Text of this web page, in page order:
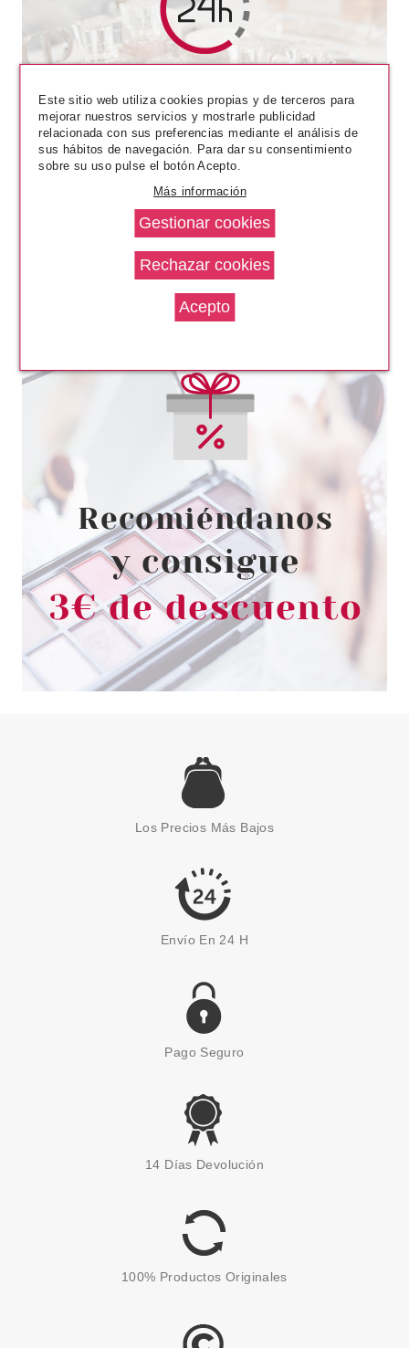
CATRICE
STICK FACIAL 010 FAIR LIGHT
Pvr 5.79€
-13%
desde
5.05€
CATRICE
CATRICE COLORETE EN
CREMA PISTACHIO CREAM
DELIGHT 02 4,4 GR
-17%
desde
4.80€
CATRICE
CATRICE FINDING DORY
BROCHA PARA COLORETE
6.05€
CATRICE
COLORETE EN BALSAMO 01
5.05€
Los Precios Más Bajos
Envío En 24 H
Pago Seguro
14 Días Devolución
100% Productos Originales
Este sitio web utiliza cookies propias y de terceros para
mejorar nuestros servicios y mostrarle publicidad
relacionada con sus preferencias mediante el análisis de
sus hábitos de navegación. Para dar su consentimiento
sobre su uso pulse el botón Acepto.
Más información